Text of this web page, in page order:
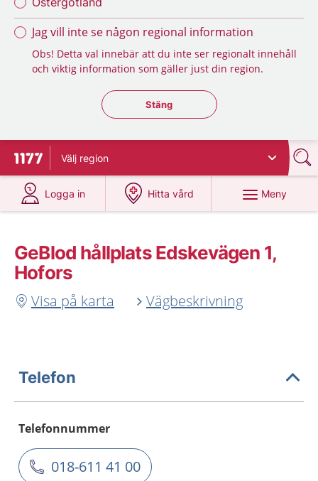
Jag vill inte se någon regional information
Obs! Detta val innebär att du inte ser regionalt innehåll
och viktig information som gäller just din region.
Stäng regionsväljaren
Stäng
Till startsidan för 1177
Välj region
Logga in
på 1177.se
Hitta vård
på 1177.se
Meny
GeBlod hållplats Edskevägen 1,
Hofors
Visa på karta Vägbeskrivning
Telefon
Telefonnummer
018-611 41 00